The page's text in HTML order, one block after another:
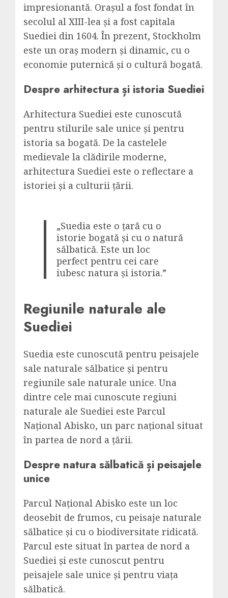
impresionantă. Orașul a fost fondat în
secolul al XIII-lea și a fost capitala
Suediei din 1604. În prezent, Stockholm
este un oraș modern și dinamic, cu o
economie puternică și o cultură bogată.
Despre arhitectura și istoria Suediei
Arhitectura Suediei este cunoscută
pentru stilurile sale unice și pentru
istoria sa bogată. De la castelele
medievale la clădirile moderne,
arhitectura Suediei este o reflectare a
istoriei și a culturii țării.
„Suedia este o țară cu o
istorie bogată și cu o natură
sălbatică. Este un loc
perfect pentru cei care
iubesc natura și istoria.”
Regiunile naturale ale
Suediei
Suedia este cunoscută pentru peisajele
sale naturale sălbatice și pentru
regiunile sale naturale unice. Una
dintre cele mai cunoscute regiuni
naturale ale Suediei este Parcul
Național Abisko, un parc național situat
în partea de nord a țării.
Despre natura sălbatică și peisajele
unice
Parcul Național Abisko este un loc
deosebit de frumos, cu peisaje naturale
sălbatice și cu o biodiversitate ridicată.
Parcul este situat în partea de nord a
Suediei și este cunoscut pentru
peisajele sale unice și pentru viața
sălbatică.